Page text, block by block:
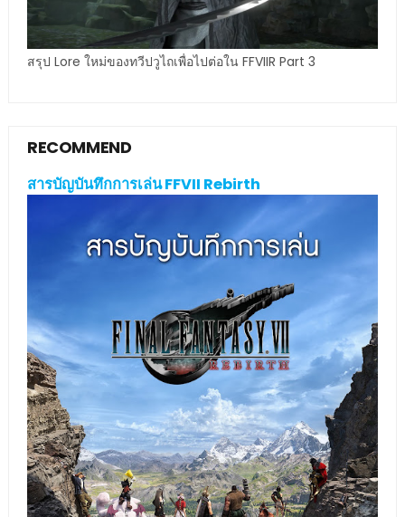
สรุป Lore ใหม่ของทวีปวูไถเพื่อไปต่อใน FFVIIR Part 3
RECOMMEND
สารบัญบันทึกการเล่น FFVII Rebirth